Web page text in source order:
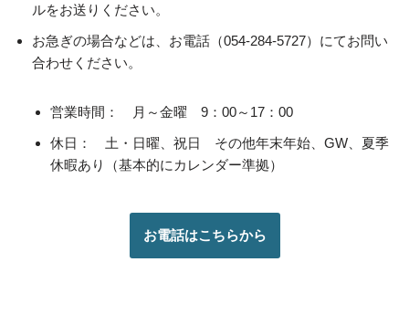
ルをお送りください。
お急ぎの場合などは、お電話（054-284-5727）にてお問い
合わせください。
営業時間： 月～金曜 9：00～17：00
休日： 土・日曜、祝日 その他年末年始、GW、夏季
休暇あり（基本的にカレンダー準拠）
お電話はこちらから